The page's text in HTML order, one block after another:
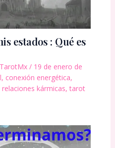
estados : Qué es
/ 19 de enero de
, conexión energética,
relaciones kármicas,tarot